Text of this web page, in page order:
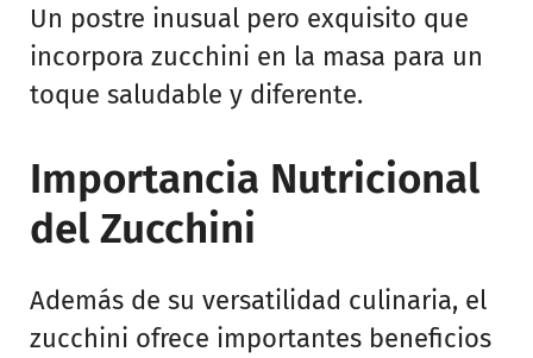
Un postre inusual pero exquisito que
incorpora zucchini en la masa para un
toque saludable y diferente.
Importancia Nutricional
del Zucchini
Además de su versatilidad culinaria, el
zucchini ofrece importantes beneficios